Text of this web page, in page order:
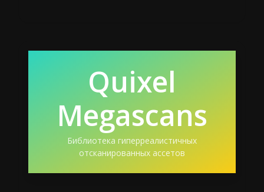
Quixel
Megascans
Библиотека гиперреалистичных
отсканированных ассетов